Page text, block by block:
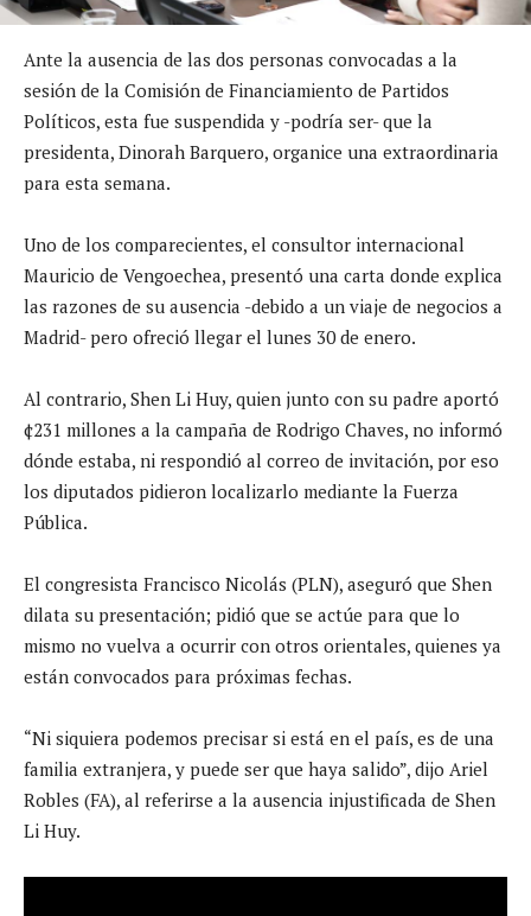
Ante la ausencia de las dos personas convocadas a la
sesión de la Comisión de Financiamiento de Partidos
Políticos, esta fue suspendida y -podría ser- que la
presidenta, Dinorah Barquero, organice una extraordinaria
para esta semana.
Uno de los comparecientes, el consultor internacional
Mauricio de Vengoechea, presentó una carta donde explica
las razones de su ausencia -debido a un viaje de negocios a
Madrid- pero ofreció llegar el lunes 30 de enero.
Al contrario, Shen Li Huy, quien junto con su padre aportó
¢231 millones a la campaña de Rodrigo Chaves, no informó
dónde estaba, ni respondió al correo de invitación, por eso
los diputados pidieron localizarlo mediante la Fuerza
Pública.
El congresista Francisco Nicolás (PLN), aseguró que Shen
dilata su presentación; pidió que se actúe para que lo
mismo no vuelva a ocurrir con otros orientales, quienes ya
están convocados para próximas fechas.
“Ni siquiera podemos precisar si está en el país, es de una
familia extranjera, y puede ser que haya salido”, dijo Ariel
Robles (FA), al referirse a la ausencia injustificada de Shen
Li Huy.